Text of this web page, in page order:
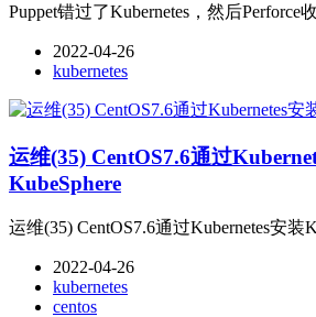
Puppet错过了Kubernetes，然后Perforce
2022-04-26
kubernetes
运维(35) CentOS7.6通过
KubeSphere
运维(35) CentOS7.6通过Kubernetes安装
2022-04-26
kubernetes
centos